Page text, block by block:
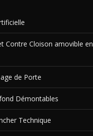
Contre Cloison amovible en
de Porte
Démontables
Technique